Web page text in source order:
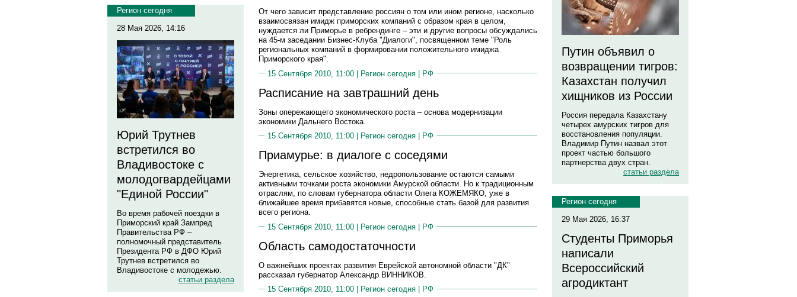
Регион сегодня
28 Мая 2026, 14:16
Юрий Трутнев
встретился во
Владивостоке с
молодогвардейцами
"Единой России"
Во время рабочей поездки в
Приморский край Зампред
Правительства РФ –
полномочный представитель
Президента РФ в ДФО Юрий
Трутнев встретился во
Владивостоке с молодежью.
статьи раздела
От чего зависит представление россиян о том или ином регионе, насколько
взаимосвязан имидж приморских компаний с образом края в целом,
нуждается ли Приморье в ребрендинге – эти и другие вопросы обсуждались
на 45-м заседании Бизнес-Клуба "Диалоги", посвященном теме "Роль
региональных компаний в формировании положительного имиджа
Приморского края".
15 Сентября 2010, 11:00 | Регион сегодня | РФ
Расписание на завтрашний день
Зоны опережающего экономического роста – основа модернизации
экономики Дальнего Востока.
15 Сентября 2010, 11:00 |
Регион сегодня РФ
Приамурье: в диалоге с соседями
Энергетика, сельское хозяйство, недропользование остаются самыми
активными точками роста экономики Амурской области. Но к традиционным
отраслям, по словам губернатора области Олега КОЖЕМЯКО, уже в
ближайшее время прибавятся новые, способные стать базой для развития
всего региона.
15 Сентября 2010, 11:00 | Регион сегодня | РФ
Область самодостаточности
О важнейших проектах развития Еврейской автономной области "ДК"
рассказал губернатор Александр ВИННИКОВ.
15 Сентября 2010, 11:00 |
Регион сегодня РФ
Путин объявил о
возвращении тигров:
Казахстан получил
хищников из России
Россия передала Казахстану
четырех амурских тигров для
восстановления популяции.
Владимир Путин назвал этот
проект частью большого
партнерства двух стран.
статьи раздела
Регион сегодня
29 Мая 2026, 16:37
Студенты Приморья
написали
Всероссийский
агродиктант